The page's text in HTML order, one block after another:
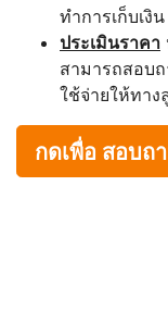
ทำการเก็บเงิ
ประเมินราคา
สามารถสอบ
ใช้จ่ายให้ทา
กดเพื่อ สอบถ